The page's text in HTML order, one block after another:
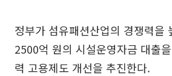
정부가 섬유패션산업의 경쟁력을
2500억 원의 시설운영자금 대출
력 고용제도 개선을 추진한다.